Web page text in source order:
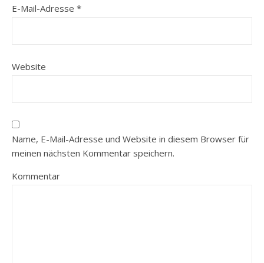
E-Mail-Adresse *
Website
Name, E-Mail-Adresse und Website in diesem Browser für
meinen nächsten Kommentar speichern.
Kommentar